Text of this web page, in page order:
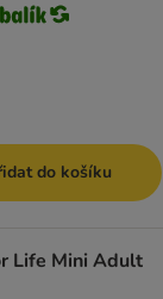
do košíku
Life Mini Adult